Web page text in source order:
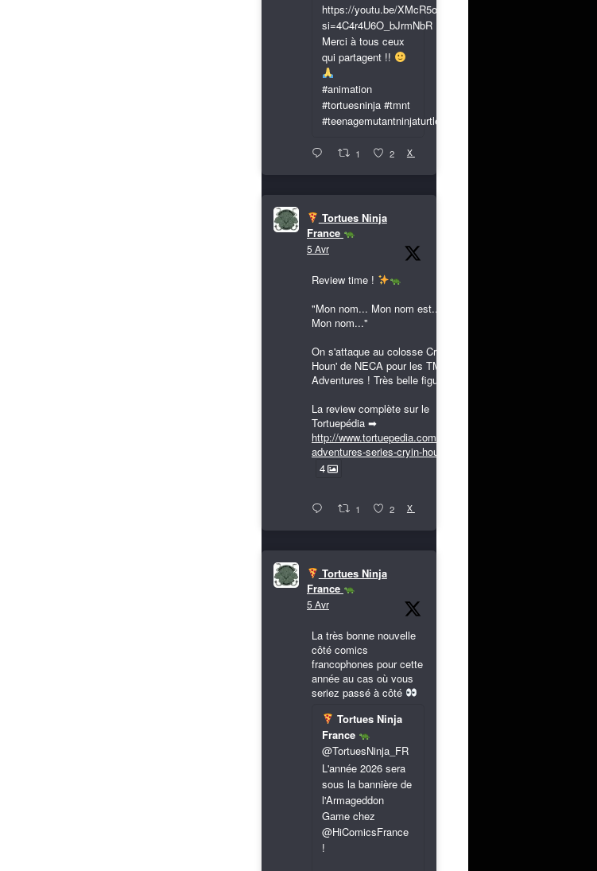
https://youtu.be/XMcR5or9N8A?
si=4C4r4U6O_bJrmNbR
Merci à tous ceux
qui partagent !!
#animation
#tortuesninja #tmnt
#teenagemutantninjaturtles
1 2 X
Tortues Ninja
France
5 Avr
Review time !
"Mon nom... Mon nom est...
Mon nom..."
On s'attaque au colosse Cryin'
Houn' de NECA pour les TMNT
Adventures ! Très belle figurine !
La review complète sur le
Tortuepédia ➡
http://www.tortuepedia.com/tmnt-
adventures-series-cryin-houn...
4
1 2 X
Tortues Ninja
France
5 Avr
La très bonne nouvelle
côté comics
francophones pour cette
année au cas où vous
seriez passé à côté
Tortues Ninja
France
@TortuesNinja_FR
L'année 2026 sera
sous la bannière de
l'Armageddon
Game chez
@HiComicsFrance
!